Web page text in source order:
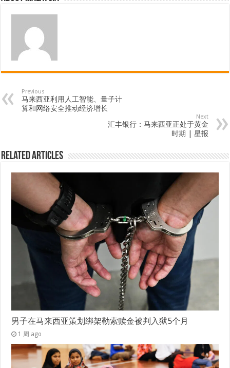
Previous
马来西亚利用人工智能、量子计
算和网络安全推动经济增长
Next
汇丰银行：马来西亚正处于黄金
时期 | 星报
Related Articles
男子在马来西亚策划绑架勒索赎金被判入狱5个月
1 周 ago